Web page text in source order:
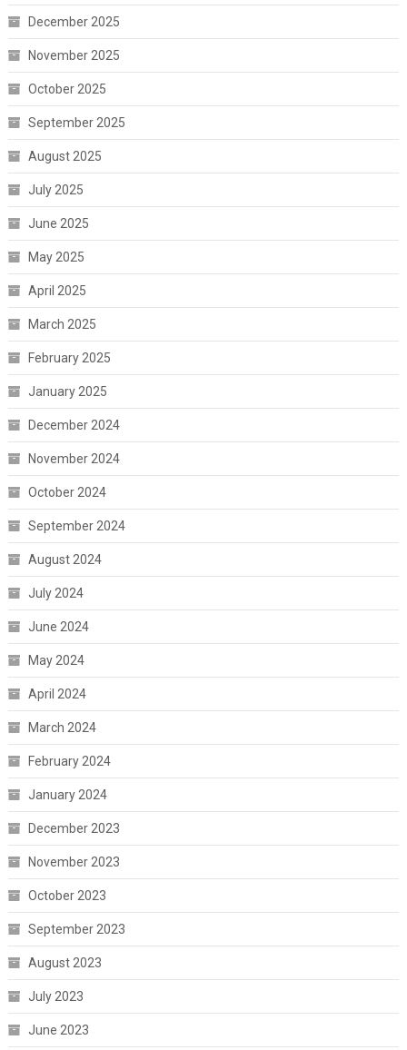
December 2025
November 2025
October 2025
September 2025
August 2025
July 2025
June 2025
May 2025
April 2025
March 2025
February 2025
January 2025
December 2024
November 2024
October 2024
September 2024
August 2024
July 2024
June 2024
May 2024
April 2024
March 2024
February 2024
January 2024
December 2023
November 2023
October 2023
September 2023
August 2023
July 2023
June 2023